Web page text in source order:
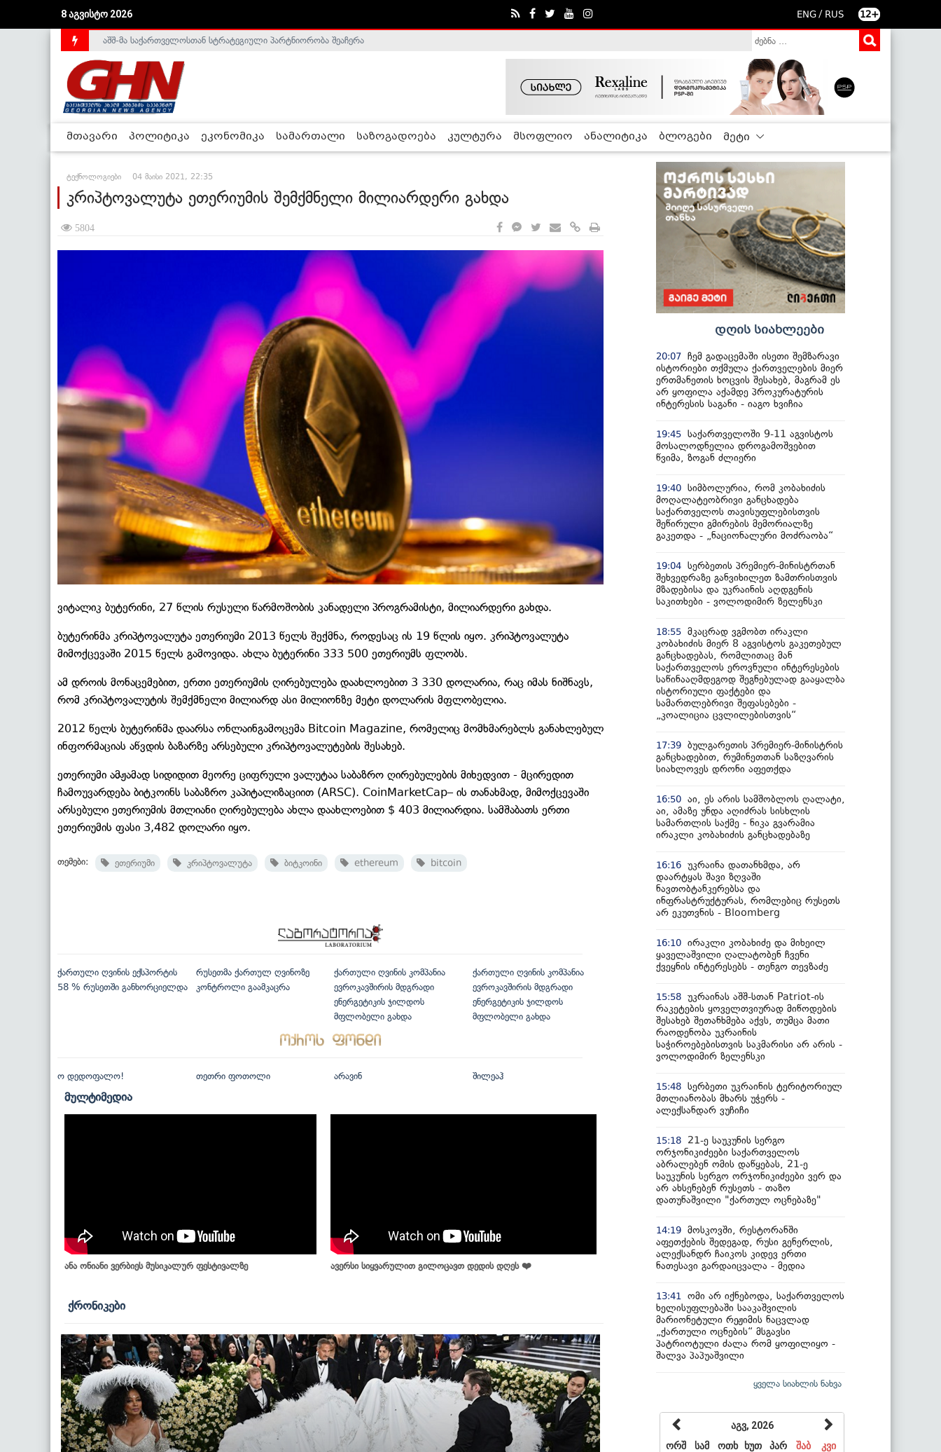
8 აგვისტო 2026 ENG / RUS 12+
საქართველოს დე-ფაქტო მთავრობა არალეგიტიმურია - ჰელსინკის კომისია
აშშ-მა საქართველოსთან სტრატეგიული პარტნიორობა შეაჩერა
მთავარი პოლიტიკა ეკონომიკა სამართალი საზოგადოება კულტურა მსოფლიო ანალიტიკა ბლოგები მეტი
ტექნოლოგიები 04 მაისი 2021, 22:35
კრიპტოვალუტა ეთერიუმის შემქმნელი მილიარდერი გახდა
5804
ვიტალიკ ბუტერინი, 27 წლის რუსული წარმოშობის კანადელი პროგრამისტი, მილიარდერი გახდა.
ბუტერინმა კრიპტოვალუტა ეთერიუმი 2013 წელს შექმნა, როდესაც ის 19 წლის იყო. კრიპტოვალუტა
მიმოქცევაში 2015 წელს გამოვიდა. ახლა ბუტერინი 333 500 ეთერიუმს ფლობს.
ამ დროის მონაცემებით, ერთი ეთერიუმის ღირებულება დაახლოებით 3 330 დოლარია, რაც იმას ნიშნავს,
რომ კრიპტოვალუტის შემქმნელი მილიარდ ასი მილიონზე მეტი დოლარის მფლობელია.
2012 წელს ბუტერინმა დაარსა ონლაინგამოცემა Bitcoin Magazine, რომელიც მომხმარებლს განახლებულ
ინფორმაციას აწვდის ბაზარზე არსებული კრიპტოვალუტების შესახებ.
ეთერიუმი ამჟამად სიდიდით მეორე ციფრული ვალუტაა საბაზრო ღირებულების მიხედვით - მცირედით
ჩამოუვარდება ბიტკოინს საბაზრო კაპიტალიზაციით (ARSC). CoinMarketCap– ის თანახმად, მიმოქცევაში
არსებული ეთერიუმის მთლიანი ღირებულება ახლა დაახლოებით $ 403 მილიარდია. სამშაბათს ერთი
ეთერიუმის ფასი 3,482 დოლარი იყო.
თემები: ეთერიუმი კრიპტოვალუტა ბიტკოინი ethereum bitcoin
ქართული ღვინის ექსპორტის
58 % რუსეთში განხორციელდა
რუსეთმა ქართულ ღვინოზე
კონტროლი გაამკაცრა
ქართული ღვინის კომპანია
ევროკავშირის მდგრადი
ენერგეტიკის ჯილდოს
მფლობელი გახდა
ქართული ღვინის კომპანია
ევროკავშირის მდგრადი
ენერგეტიკის ჯილდოს
მფლობელი გახდა
ო დედოფალო! თეთრი ფოთოლი არავინ შილეაჰ
მულტიმედია
ანა ონიანი ვერბიეს მუსიკალურ ფესტივალზე ავერსი სიყვარულით გილოცავთ დედის დღეს ❤️
ქრონიკები
დღის სიახლეები
20:07 ჩემ გადაცემაში ისეთი შემზარავი
ისტორიები თქმულა ქართველების მიერ
ერთმანეთის ხოცვის შესახებ, მაგრამ ეს
არ ყოფილა აქამდე პროკურატურის
ინტერესის საგანი - იაგო ხვიჩია
19:45 საქართველოში 9-11 აგვისტოს
მოსალოდნელია დროგამოშვებით
წვიმა, ზოგან ძლიერი
19:40 სიმბოლურია, რომ კობახიძის
მოღალატეობრივი განცხადება
საქართველოს თავისუფლებისთვის
შეწირული გმირების მემორიალზე
გაკეთდა - „ნაციონალური მოძრაობა“
19:04 სერბეთის პრემიერ-მინისტრთან
შეხვედრაზე განვიხილეთ ზამთრისთვის
მზადებისა და უკრაინის აღდგენის
საკითხები - ვოლოდიმირ ზელენსკი
18:55 მკაცრად ვგმობთ ირაკლი
კობახიძის მიერ 8 აგვისტოს გაკეთებულ
განცხადებას, რომლითაც მან
საქართველოს ეროვნული ინტერესების
საწინააღმდეგოდ შეგნებულად გააყალბა
ისტორიული ფაქტები და
სამართლებრივი შეფასებები -
„კოალიცია ცვლილებისთვის“
17:39 ბულგარეთის პრემიერ-მინისტრის
განცხადებით, რუმინეთთან საზღვარის
სიახლოვეს დრონი აფეთქდა
16:50 აი, ეს არის სამშობლოს ღალატი,
აი, ამაზე უნდა აღიძრას სისხლის
სამართლის საქმე - ნიკა გვარამია
ირაკლი კობახიძის განცხადებაზე
16:16 უკრაინა დათანხმდა, არ
დაარტყას შავი ზღვაში
ნავთობტანკერებსა და
ინფრასტრუქტურას, რომლებიც რუსეთს
არ ეკუთვნის - Bloomberg
16:10 ირაკლი კობახიძე და მიხეილ
ყაველაშვილი ღალატობენ ჩვენი
ქვეყნის ინტერესებს - თენგო თევზაძე
15:58 უკრაინას აშშ-სთან Patriot-ის
რაკეტების ყოველთვიურად მიწოდების
შესახებ შეთანხმება აქვს, თუმცა მათი
რაოდენობა უკრაინის
საჭიროებებისთვის საკმარისი არ არის -
ვოლოდიმირ ზელენსკი
15:48 სერბეთი უკრაინის ტერიტორიულ
მთლიანობას მხარს უჭერს -
ალექსანდარ ვუჩიჩი
15:18
21-ე საუკუნის სერგო
ორჯონიკიძეები საქართველოს
აბრალებენ ომის დაწყებას, 21-ე
საუკუნის სერგო ორჯონიკიძეები ვერ და
არ ახსენებენ რუსეთს - თაზო
დათუნაშვილი "ქართულ ოცნებაზე"
14:19 მოსკოვში, რესტორანში
აფეთქების შედეგად, რუსი გენერლის,
ალექსანდრ ჩაიკოს კიდევ ერთი
ნათესავი გარდაიცვალა - მედია
13:41
ომი არ იქნებოდა, საქართველოს
ხელისუფლებაში სააკაშვილის
მარიონეტული რეჟიმის ნაცვლად
„ქართული ოცნების“ მსგავსი
პატრიოტული ძალა რომ ყოფილიყო -
შალვა პაპუაშვილი
ყველა სიახლის ნახვა
აგვ, 2026
ორშ
სამ ოთხ ხუთ პარ შაბ
კვი